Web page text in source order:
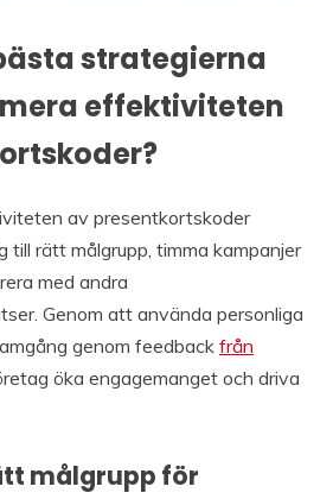
strategierna
effektiviteten
av presentkortskoder
till rätt målgrupp, timma kampanjer
med andra
Genom att använda personliga
genom feedback från
öka engagemanget och driva
målgrupp för